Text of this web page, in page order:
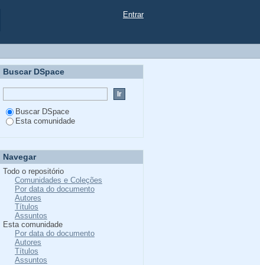
Entrar
Buscar DSpace
Buscar DSpace
Esta comunidade
Navegar
Todo o repositório
Comunidades e Coleções
Por data do documento
Autores
Títulos
Assuntos
Esta comunidade
Por data do documento
Autores
Títulos
Assuntos